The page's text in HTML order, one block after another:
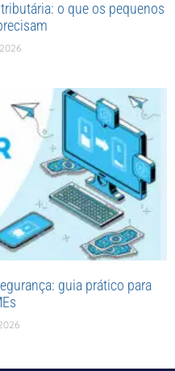
o que os pequenos
guia prático para